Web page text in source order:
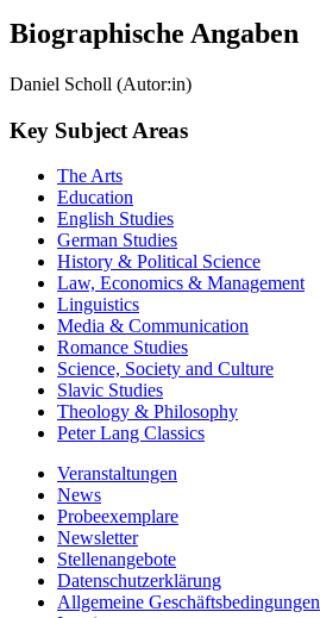
Biographische Angaben
Daniel Scholl (Autor:in)
Key Subject Areas
The Arts
Education
English Studies
German Studies
History & Political Science
Law, Economics & Management
Linguistics
Media & Communication
Romance Studies
Science, Society and Culture
Slavic Studies
Theology & Philosophy
Peter Lang Classics
Veranstaltungen
News
Probeexemplare
Newsletter
Stellenangebote
Datenschutzerklärung
Allgemeine Geschäftsbedingungen